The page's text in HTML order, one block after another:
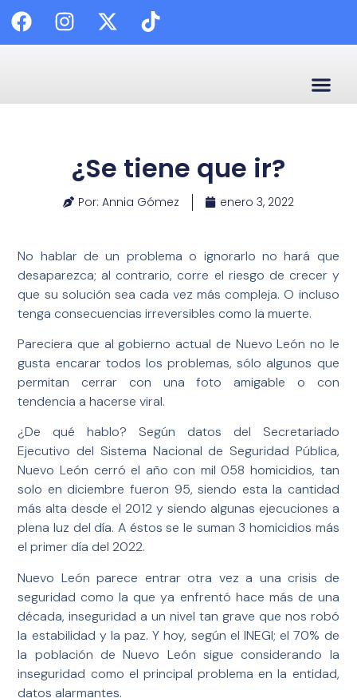
¿Se tiene que ir?
Por: Annia Gómez enero 3, 2022
No hablar de un problema o ignorarlo no hará que
desaparezca; al contrario, corre el riesgo de crecer y
que su solución sea cada vez más compleja. O incluso
tenga consecuencias irreversibles como la muerte.
Pareciera que al gobierno actual de Nuevo León no le
gusta encarar todos los problemas, sólo algunos que
permitan cerrar con una foto amigable o con
tendencia a hacerse viral.
¿De qué hablo? Según datos del Secretariado
Ejecutivo del Sistema Nacional de Seguridad Pública,
Nuevo León cerró el año con mil 058 homicidios, tan
solo en diciembre fueron 95, siendo esta la cantidad
más alta desde el 2012 y siendo algunas ejecuciones a
plena luz del día. A éstos se le suman 3 homicidios más
el primer día del 2022.
Nuevo León parece entrar otra vez a una crisis de
seguridad como la que ya enfrentó hace más de una
década, inseguridad a un nivel tan grave que nos robó
la estabilidad y la paz. Y hoy, según el INEGI; el 70% de
la población de Nuevo León sigue considerando la
inseguridad como el principal problema en la entidad,
datos alarmantes.